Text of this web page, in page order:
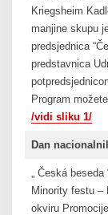
Kriegsheim
manjine skupu
predsjednica
predstavnica
Program
/vidi sliku 1/
Dan
„ Česká
Minority festu –
okviru